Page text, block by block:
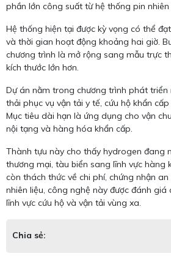
phần lớn công suất từ hệ thống pin nhiên
Hệ thống hiện tại được kỳ vọng có thể
và thời gian hoạt động khoảng hai giờ.
chương trình là mở rộng sang mẫu trực
kích thước lớn hơn.
Dự án nằm trong chương trình phát
thải phục vụ vận tải y tế, cứu hộ khẩn
Mục tiêu dài hạn là ứng dụng cho vận
nội tạng và hàng hóa khẩn cấp.
Thành tựu này cho thấy hydrogen đang
thương mại, tàu biển sang lĩnh vực hàng
còn thách thức về chi phí, chứng nhận
nhiên liệu, công nghệ này được đánh
lĩnh vực cứu hộ và vận tải vùng xa.
Chia sẻ: